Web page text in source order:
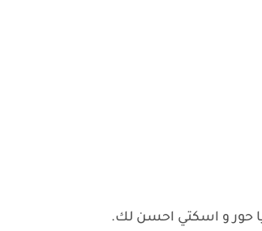
حور و اسكتي احسن لك.